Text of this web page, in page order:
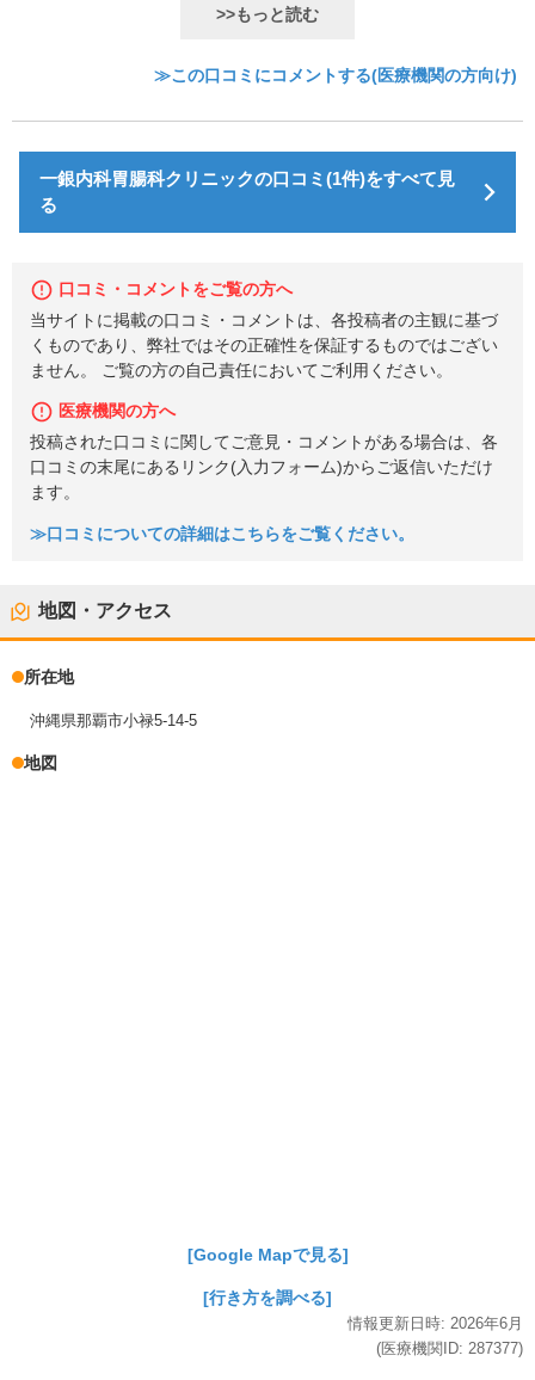
>>もっと読む
≫この口コミにコメントする(医療機関の方向け)
一銀内科胃腸科クリニックの口コミ(1件)をすべて見
る
口コミ・コメントをご覧の方へ
当サイトに掲載の口コミ・コメントは、各投稿者の主観に基づ
くものであり、弊社ではその正確性を保証するものではござい
ません。 ご覧の方の自己責任においてご利用ください。
医療機関の方へ
投稿された口コミに関してご意見・コメントがある場合は、各
口コミの末尾にあるリンク(入力フォーム)からご返信いただけ
ます。
≫口コミについての詳細はこちらをご覧ください。
地図・アクセス
所在地
沖縄県那覇市小禄5-14-5
地図
[Google Mapで見る]
[行き方を調べる]
情報更新日時: 2026年6月
(医療機関ID: 287377)